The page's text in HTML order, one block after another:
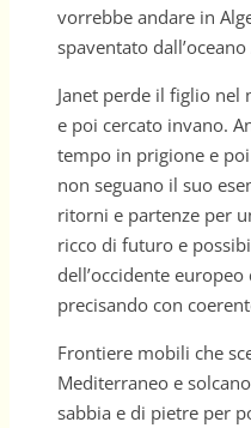
vorrebbe andare in
spaventato
Janet perde il figlio
e poi cercato invano.
tempo in prigione e
non seguano il suo
ritorni e partenze per
ricco di futuro e
dell’occidente
precisando con
Frontiere mobili che
Mediterraneo e
sabbia e di pietre per